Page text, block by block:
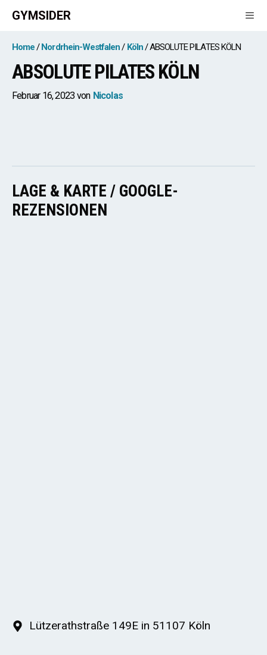
Zum
Inhalt
springen
GYMSIDER
Home Nordrhein-Westfalen Köln ABSOLUTE PILATES KÖLN
ABSOLUTE PILATES KÖLN
Februar 16, 2023 von Nicolas
LAGE & KARTE / GOOGLE-
REZENSIONEN
Lützerathstraße 149E in 51107 Köln